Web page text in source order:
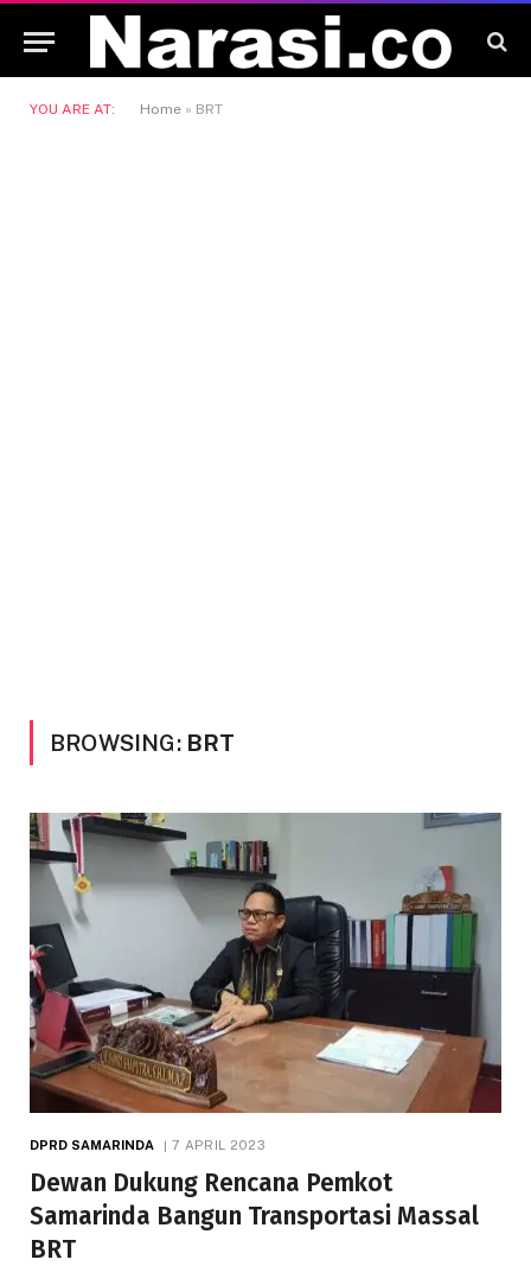
YOU ARE AT: Home » BRT
BROWSING: BRT
DPRD SAMARINDA 7 APRIL 2023
Dewan Dukung Rencana Pemkot
Samarinda Bangun Transportasi Massal
BRT